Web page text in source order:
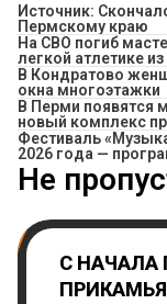
Источник:
Пермскому краю
На СВО погиб
легкой атлетике
В Кондратово
окна многоэтажки
В Перми появятся
новый комплекс
Фестиваль
2026 года —
Не
С НАЧАЛА